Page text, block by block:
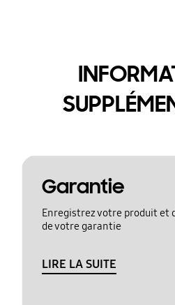
Garantie
Enregistrez votre produit et
de votre garantie
LIRE LA SUITE